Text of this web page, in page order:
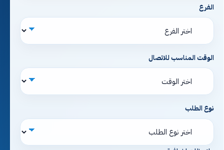
الفرع
الوقت المناسب للاتصال
نوع الطلب